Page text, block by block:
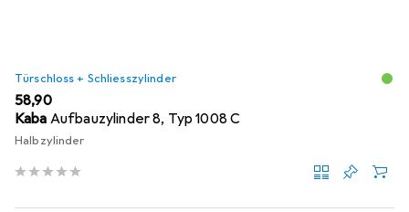
Türschloss + Schliesszylinder
EUR
58,90
Kaba Aufbauzylinder 8, Typ 1008 C
Halbzylinder